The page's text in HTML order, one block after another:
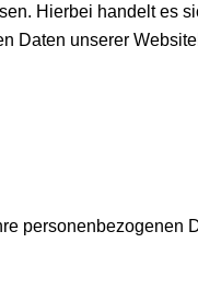
Hierbei handelt es
Daten unserer
personenbezogenen